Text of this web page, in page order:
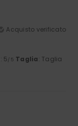
Acquisto verificato
: 5/5 Taglia: Taglia